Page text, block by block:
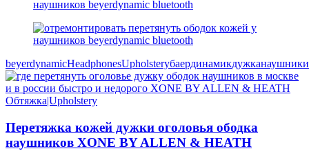
beyerdynamicHeadphonesUpholsteryбаердинамикдужканаушники
Обтяжка|Upholstery
Перетяжка кожей дужки оголовья ободка
наушников XONE BY ALLEN & HEATH